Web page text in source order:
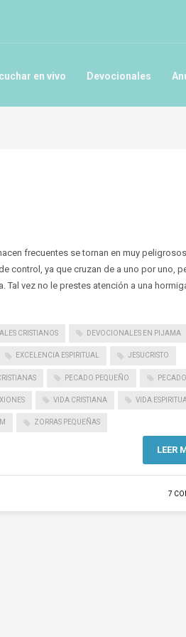
en vivo Devocionales
frecuentes se tornan en muy
control, ya que cruzan de a uno por uno,
vez no le prestes atención a una
CRISTIANOS DEVOCIONALES EN PIJAMA
EXCELENCIA ESPIRITUAL JESUCRISTO
PECADO PEQUEÑO
VIDA CRISTIANA VIDA
ZORRAS PEQUEÑAS
LEER
7